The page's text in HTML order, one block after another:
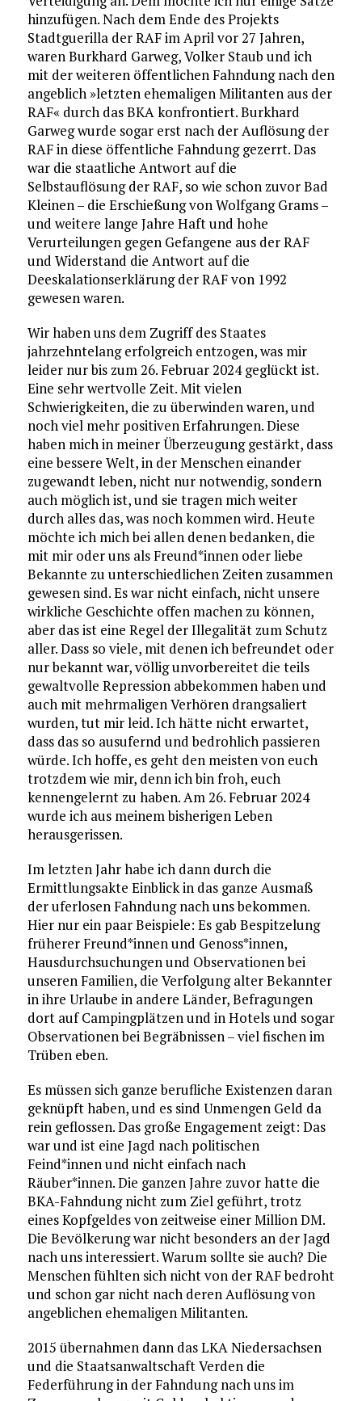
hinzufügen. Nach dem Ende des Projekts
Stadtguerilla der RAF im April vor 27 Jahren,
waren Burkhard Garweg, Volker Staub und ich
mit der weiteren öffentlichen Fahndung nach den
angeblich »letzten ehemaligen Militanten aus der
RAF« durch das BKA konfrontiert. Burkhard
Garweg wurde sogar erst nach der Auflösung der
RAF in diese öffentliche Fahndung gezerrt. Das
war die staatliche Antwort auf die
Selbstauflösung der RAF, so wie schon zuvor Bad
Kleinen – die Erschießung von Wolfgang Grams –
und weitere lange Jahre Haft und hohe
Verurteilungen gegen Gefangene aus der RAF
und Widerstand die Antwort auf die
Deeskalationserklärung der RAF von 1992
gewesen waren.
Wir haben uns dem Zugriff des Staates
jahrzehntelang erfolgreich entzogen, was mir
leider nur bis zum 26. Februar 2024 geglückt ist.
Eine sehr wertvolle Zeit. Mit vielen
Schwierigkeiten, die zu überwinden waren, und
noch viel mehr positiven Erfahrungen. Diese
haben mich in meiner Überzeugung gestärkt, dass
eine bessere Welt, in der Menschen einander
zugewandt leben, nicht nur notwendig, sondern
auch möglich ist, und sie tragen mich weiter
durch alles das, was noch kommen wird. Heute
möchte ich mich bei allen denen bedanken, die
mit mir oder uns als Freund*innen oder liebe
Bekannte zu unterschiedlichen Zeiten zusammen
gewesen sind. Es war nicht einfach, nicht unsere
wirkliche Geschichte offen machen zu können,
aber das ist eine Regel der Illegalität zum Schutz
aller. Dass so viele, mit denen ich befreundet oder
nur bekannt war, völlig unvorbereitet die teils
gewaltvolle Repression abbekommen haben und
auch mit mehrmaligen Verhören drangsaliert
wurden, tut mir leid. Ich hätte nicht erwartet,
dass das so ausufernd und bedrohlich passieren
würde. Ich hoffe, es geht den meisten von euch
trotzdem wie mir, denn ich bin froh, euch
kennengelernt zu haben. Am 26. Februar 2024
wurde ich aus meinem bisherigen Leben
herausgerissen.
Im letzten Jahr habe ich dann durch die
Ermittlungsakte Einblick in das ganze Ausmaß
der uferlosen Fahndung nach uns bekommen.
Hier nur ein paar Beispiele: Es gab Bespitzelung
früherer Freund*innen und Genoss*innen,
Hausdurchsuchungen und Observationen bei
unseren Familien, die Verfolgung alter Bekannter
in ihre Urlaube in andere Länder, Befragungen
dort auf Campingplätzen und in Hotels und sogar
Observationen bei Begräbnissen – viel fischen im
Trüben eben.
Es müssen sich ganze berufliche Existenzen daran
geknüpft haben, und es sind Unmengen Geld da
rein geflossen. Das große Engagement zeigt: Das
war und ist eine Jagd nach politischen
Feind*innen und nicht einfach nach
Räuber*innen. Die ganzen Jahre zuvor hatte die
BKA-Fahndung nicht zum Ziel geführt, trotz
eines Kopfgeldes von zeitweise einer Million DM.
Die Bevölkerung war nicht besonders an der Jagd
nach uns interessiert. Warum sollte sie auch? Die
Menschen fühlten sich nicht von der RAF bedroht
und schon gar nicht nach deren Auflösung von
angeblichen ehemaligen Militanten.
2015 übernahmen dann das LKA Niedersachsen
und die Staatsanwaltschaft Verden die
Federführung in der Fahndung nach uns im